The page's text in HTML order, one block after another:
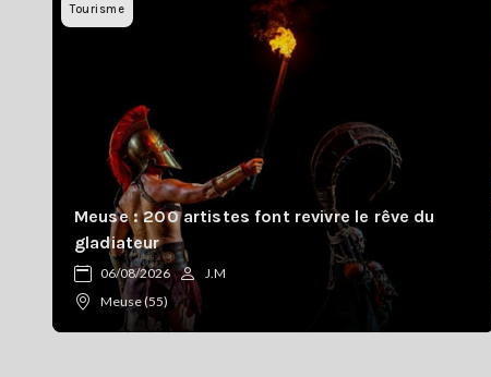
Tourisme
Meuse : 200 artistes font revivre le rêve du
gladiateur
06/08/2026
J.M
Meuse (55)